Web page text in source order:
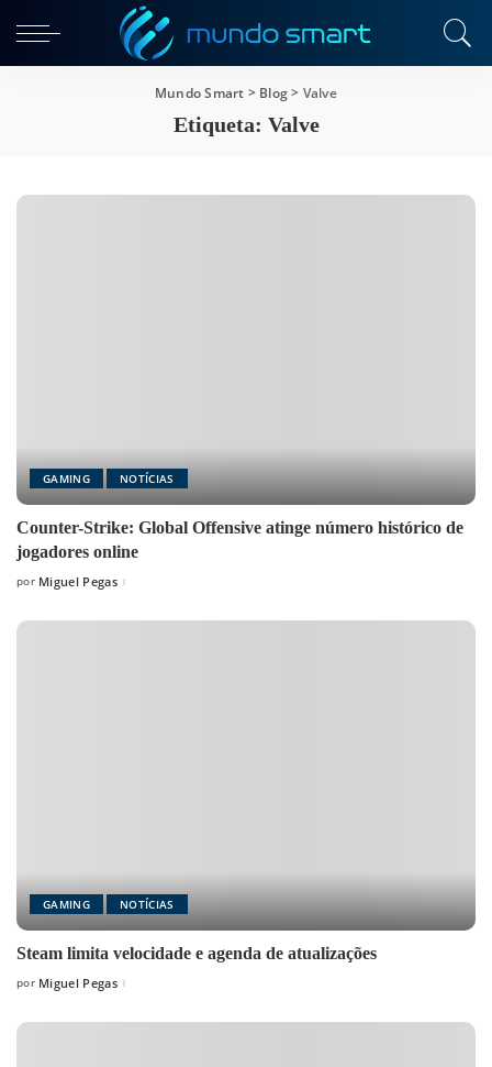
Mundo Smart > Blog> Valve
Etiqueta: Valve
GAMING NOTÍCIAS
Counter-Strike: Global Offensive atinge número histórico de
jogadores online
Posted
por Miguel Pegas
GAMING NOTÍCIAS
Steam limita velocidade e agenda de atualizações
Posted
por Miguel Pegas